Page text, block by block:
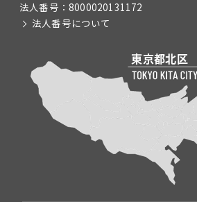
法人番号： 8000020131172
法人番号について